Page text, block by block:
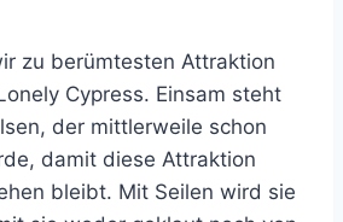
zu berümtesten Attraktion
Cypress. Einsam steht
der mittlerweile schon
damit diese Attraktion
bleibt. Mit Seilen wird sie